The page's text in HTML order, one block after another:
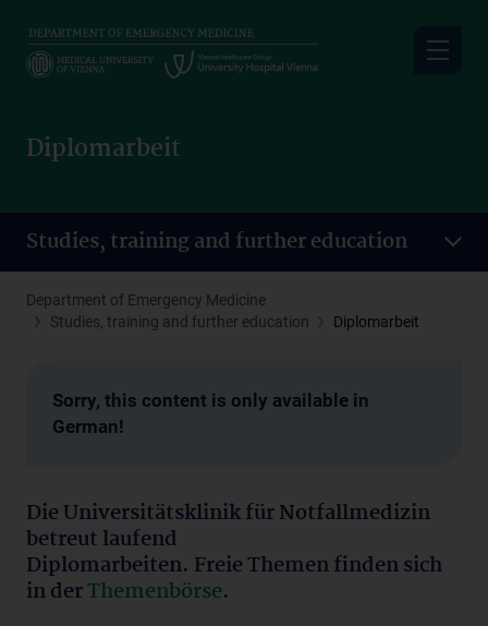
main
Diplomarbeit
Studies, training and further education
Department of Emergency Medicine
Studies, training and further education
Diplomarbeit
Sorry, this content is only available in
German!
Die Universitätsklinik für Notfallmedizin
betreut laufend
Diplomarbeiten. Freie Themen finden sich
in derThemenbörse.